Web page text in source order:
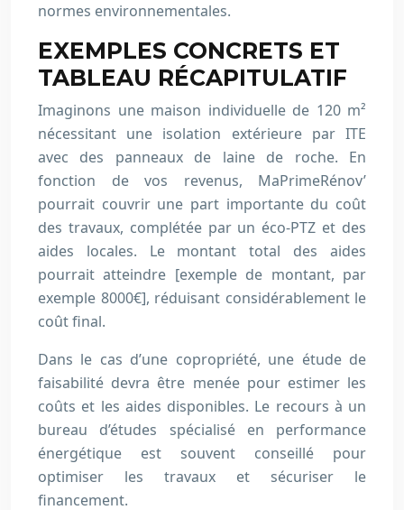
normes environnementales.
EXEMPLES CONCRETS ET
TABLEAU RÉCAPITULATIF
Imaginons une maison individuelle de 120 m²
nécessitant une isolation extérieure par ITE
avec des panneaux de laine de roche. En
fonction de vos revenus, MaPrimeRénov’
pourrait couvrir une part importante du coût
des travaux, complétée par un éco-PTZ et des
aides locales. Le montant total des aides
pourrait atteindre [exemple de montant, par
exemple 8000€], réduisant considérablement le
coût final.
Dans le cas d’une copropriété, une étude de
faisabilité devra être menée pour estimer les
coûts et les aides disponibles. Le recours à un
bureau d’études spécialisé en performance
énergétique est souvent conseillé pour
optimiser les travaux et sécuriser le
financement.